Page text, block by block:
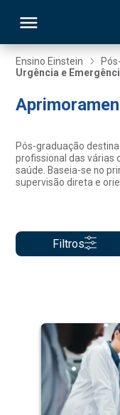
Ensino Einstein
Urgência e
Pós-graduação
profissional das várias
saúde. Baseia-se no
supervisão direta e
Filtros